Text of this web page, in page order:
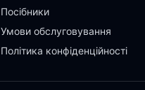
Посібники
Умови обслуговування
Політика конфіденційності